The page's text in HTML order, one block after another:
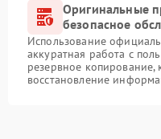
Оригинальные
безопасное
Использование
аккуратная работа с
резервное
восстановление